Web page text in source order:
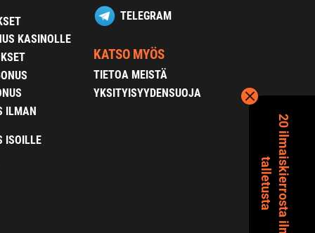
KASINOLLE
ILMAN
ISOILLE
TELEGRAM
KATSO MYÖS
TIETOA MEISTÄ
YKSITYISYYDENSUOJA
2
0
i
l
m
a
is
k
i
e
r
r
o
s
t
a
i
l
m
a
n
ta
l
l
e
t
u
s
t
a